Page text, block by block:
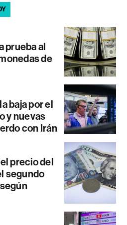
prueba al
de
baja por el
y nuevas
con Irán
precio del
segundo